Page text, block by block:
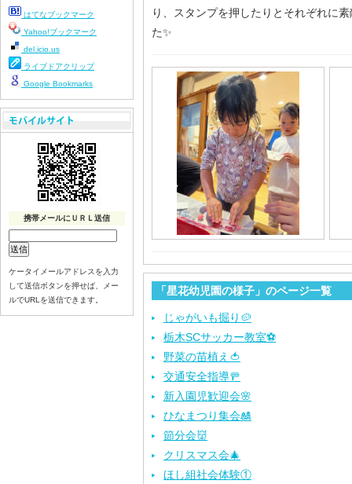
り、スタンプを押したりとそれぞれに
た✨
「星花幼児園の様子」のページ一覧
じゃがいも掘り🥔
栃木SCサッカー教室⚽
野菜の苗植え🍅
交通安全指導🚥
新入園児歓迎会🌸
ひなまつり集会🎎
節分会👹
クリスマス会🎄
ほし組社会体験①
はてなブックマーク
Yahoo!ブックマーク
del.icio.us
ライブドアクリップ
Google Bookmarks
携帯メールにＵＲＬ送信
ケータイメールアドレスを入力
して送信ボタンを押せば、メー
ルでURLを送信できます。